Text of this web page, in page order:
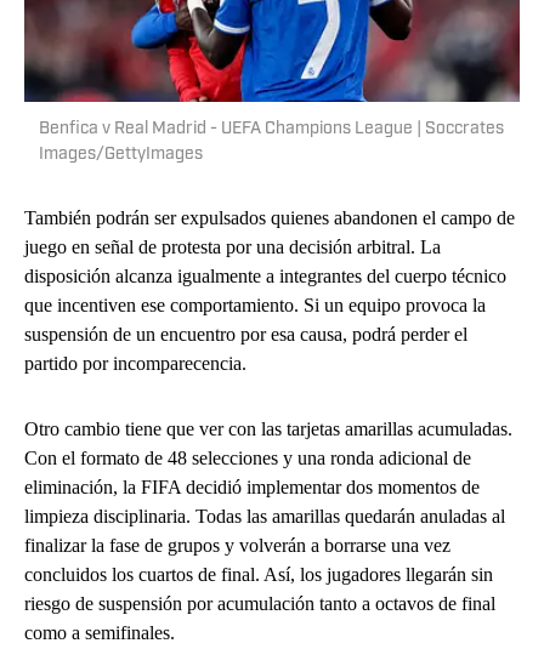
Benfica v Real Madrid - UEFA Champions League | Soccrates
Images/GettyImages
También podrán ser expulsados quienes abandonen el campo de
juego en señal de protesta por una decisión arbitral. La
disposición alcanza igualmente a integrantes del cuerpo técnico
que incentiven ese comportamiento. Si un equipo provoca la
suspensión de un encuentro por esa causa, podrá perder el
partido por incomparecencia.
Otro cambio tiene que ver con las tarjetas amarillas acumuladas.
Con el formato de 48 selecciones y una ronda adicional de
eliminación, la FIFA decidió implementar dos momentos de
limpieza disciplinaria. Todas las amarillas quedarán anuladas al
finalizar la fase de grupos y volverán a borrarse una vez
concluidos los cuartos de final. Así, los jugadores llegarán sin
riesgo de suspensión por acumulación tanto a octavos de final
como a semifinales.